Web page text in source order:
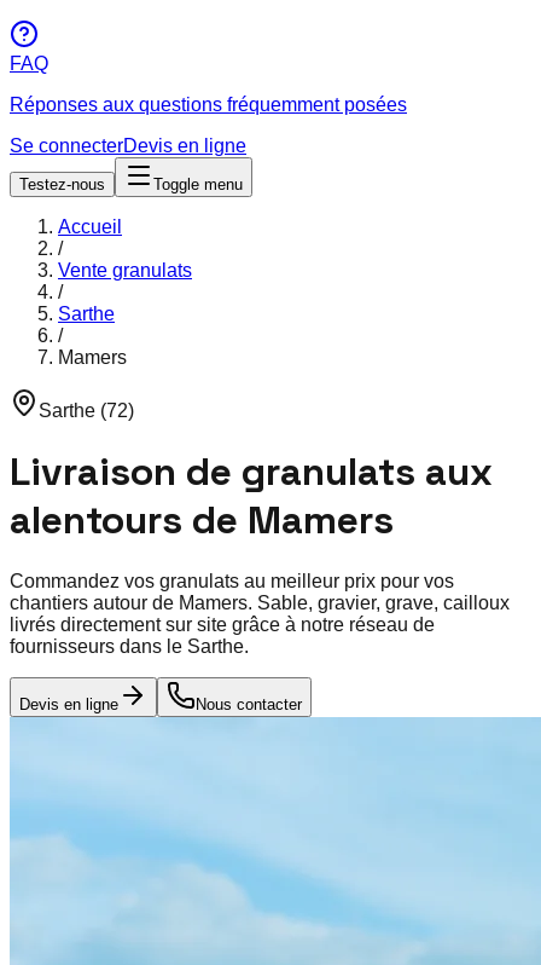
FAQ
Réponses aux questions fréquemment posées
Se connecterDevis en ligne
Testez-nous Toggle menu
Accueil
/
Vente granulats
/
Sarthe
/
Mamers
Sarthe (72)
Livraison de granulats aux
alentours de Mamers
Commandez vos granulats au meilleur prix pour vos
chantiers autour de Mamers. Sable, gravier, grave, cailloux
livrés directement sur site grâce à notre réseau de
fournisseurs dans le Sarthe.
Devis en ligne Nous contacter